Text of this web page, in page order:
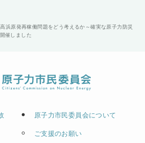
浜原発再稼働問題をどう考えるか～確実な原子力防災
催しました
原子力市民委員会について
ご支援のお願い